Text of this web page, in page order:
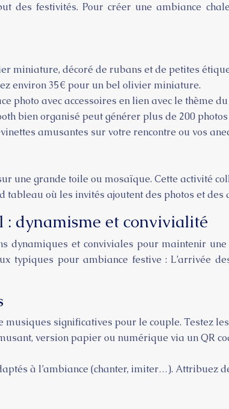
des festivités. Pour créer une ambiance
miniature, décoré de rubans et de petites
environ 35€ pour un bel olivier miniature.
photo avec accessoires en lien avec le thème
bien organisé peut générer plus de 200
amusantes sur votre rencontre ou vos
une grande toile ou mosaïque. Cette activité
tableau où les invités ajoutent des photos et
dynamisme et convivialité
dynamiques et conviviales pour maintenir
typiques pour ambiance festive : L’arrivée
musiques significatives pour le couple. Testez
version papier ou numérique via un QR
à l’ambiance (chanter, imiter…). Attribuez